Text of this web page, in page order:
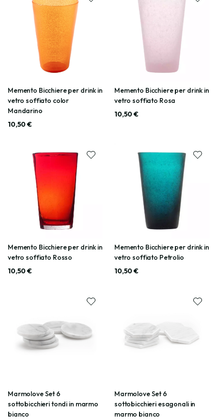
Memento Bicchiere per drink in
vetro soffiato color
Mandarino
10,50 €
Memento Bicchiere per drink in
vetro soffiato Rosa
10,50 €
Memento Bicchiere per drink in
vetro soffiato Rosso
10,50 €
Memento Bicchiere per drink in
vetro soffiato Petrolio
10,50 €
Marmolove Set 6
sottobicchieri tondi in marmo
bianco
Marmolove Set 6
sottobicchieri esagonali in
marmo bianco